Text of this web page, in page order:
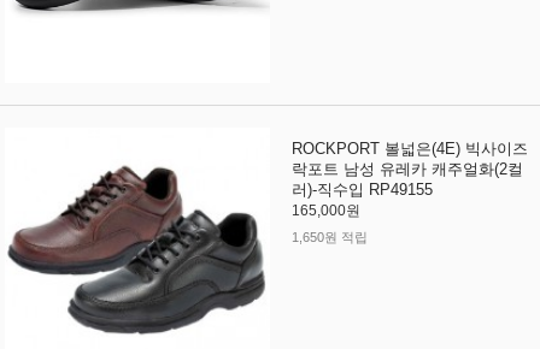
ROCKPORT 볼넓은(4E) 빅사이즈
락포트 남성 유레카 캐주얼화(2컬
러)-직수입 RP49155
165,000원
1,650원 적립